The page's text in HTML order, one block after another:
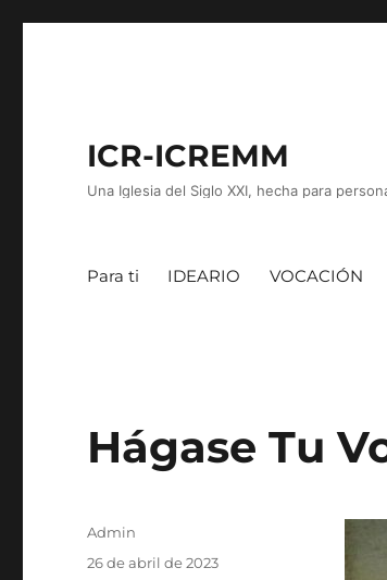
ICR-ICREMM
Una Iglesia del Siglo XXI, hecha para
Para ti IDEARIO VOCACIÓN
Hágase Tu
Autor
Admin
Publicado
26 de abril de 2023